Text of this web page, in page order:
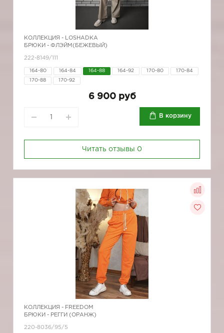
КОЛЛЕКЦИЯ - LOSHADKA
БРЮКИ - ФЛЭЙМ(БЕЖЕВЫЙ)
222-8149/111
164-80 164-84 164-88 164-92 170-80 170-84
170-88 170-92
6 900 руб
В корзину
Читать отзывы 0
КОЛЛЕКЦИЯ - FREEDOM
БРЮКИ - РЕГГИ (ОРАНЖ)
220-8036/95/5